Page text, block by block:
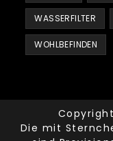
WASSERFILTER
WOHLBEFINDEN
Die mit